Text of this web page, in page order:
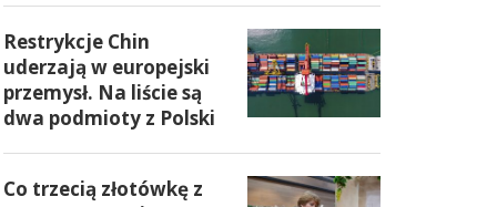
Restrykcje Chin
uderzają w europejski
przemysł. Na liście są
dwa podmioty z Polski
Co trzecią złotówkę z